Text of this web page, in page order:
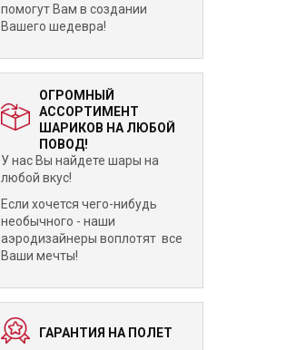
помогут Вам в создании
Вашего шедевра!
ОГРОМНЫЙ
АССОРТИМЕНТ
ШАРИКОВ НА ЛЮБОЙ
ПОВОД!
У нас Вы найдете шары на
любой вкус!
Если хочется чего-нибудь
необычного - наши
аэродизайнеры воплотят все
Ваши мечты!
ГАРАНТИЯ НА ПОЛЕТ